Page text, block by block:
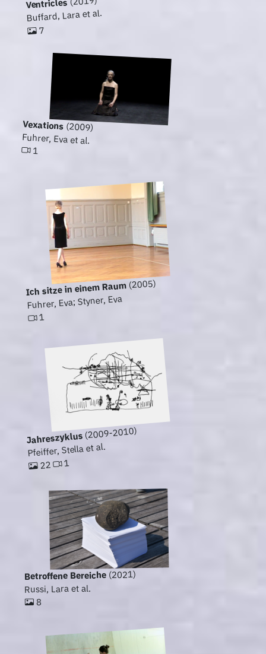
Ventricles
Buffard, Lara et al.
7
Vexations (2009)
Fuhrer, Eva et al.
1
Ich sitze in einem Raum(2005)
Fuhrer, Eva; Styner, Eva
1
Jahreszyklus(2009-2010)
Pfeiffer, Stella et al.
22 1
Betroffene Bereiche(2021)
Russi, Lara et al.
8